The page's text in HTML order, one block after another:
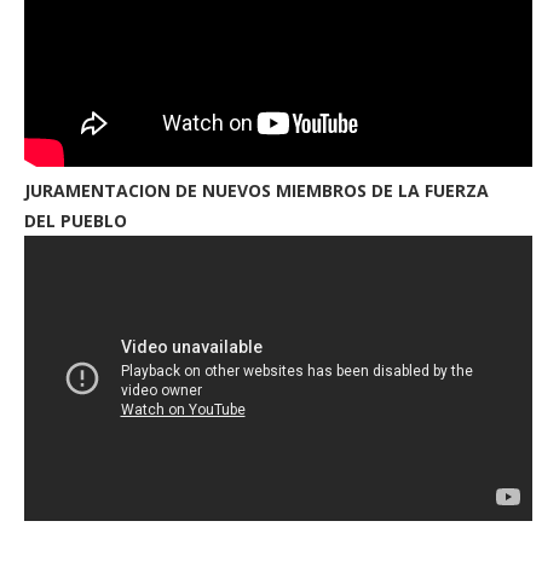
JURAMENTACION DE NUEVOS MIEMBROS DE LA FUERZA
DEL PUEBLO